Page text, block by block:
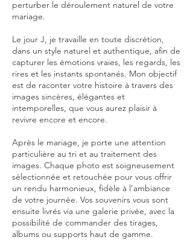
perturber le déroulement naturel de votre
mariage.
Le jour J, je travaille en toute discrétion,
dans un style naturel et authentique, afin de
capturer les émotions vraies, les regards, les
rires et les instants spontanés. Mon objectif
est de raconter votre histoire à travers des
images sincères, élégantes et
intemporelles, que vous aurez plaisir à
revivre encore et encore.
Après le mariage, je porte une attention
particulière au tri et au traitement des
images. Chaque photo est soigneusement
sélectionnée et retouchée pour vous offrir
un rendu harmonieux, fidèle à l’ambiance
de votre journée. Vos souvenirs vous sont
ensuite livrés via une galerie privée, avec la
possibilité de commander des tirages,
albums ou supports haut de gamme.